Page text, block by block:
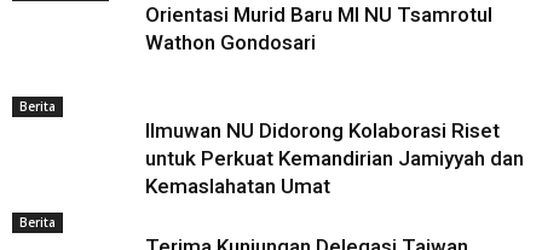
Orientasi Murid Baru MI NU Tsamrotul
Wathon Gondosari
Berita
Ilmuwan NU Didorong Kolaborasi Riset
untuk Perkuat Kemandirian Jamiyyah dan
Kemaslahatan Umat
Berita